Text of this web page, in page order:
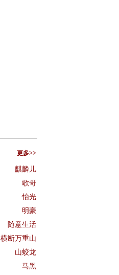
更多>>
麒麟儿
歌哥
怡光
明豪
随意生活
横断万重山
山蛟龙
马黑